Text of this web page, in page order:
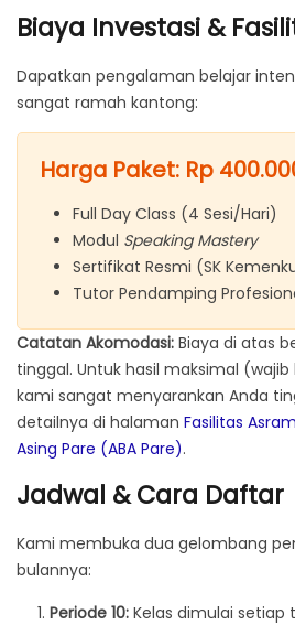
Biaya Investasi &
Dapatkan pengalaman belajar
sangat ramah kantong:
Harga Paket: Rp
Full Day Class (4 Sesi/Hari)
Modul Speaking Mastery
Sertifikat Resmi (SK
Tutor Pendamping
Catatan Akomodasi: Biaya di atas
tinggal. Untuk hasil maksimal
kami sangat menyarankan Anda
detailnya di halaman Fasilitas
Asing Pare (ABA Pare).
Jadwal & Cara Daftar
Kami membuka dua gelombang
bulannya:
Periode 10: Kelas dimulai setiap